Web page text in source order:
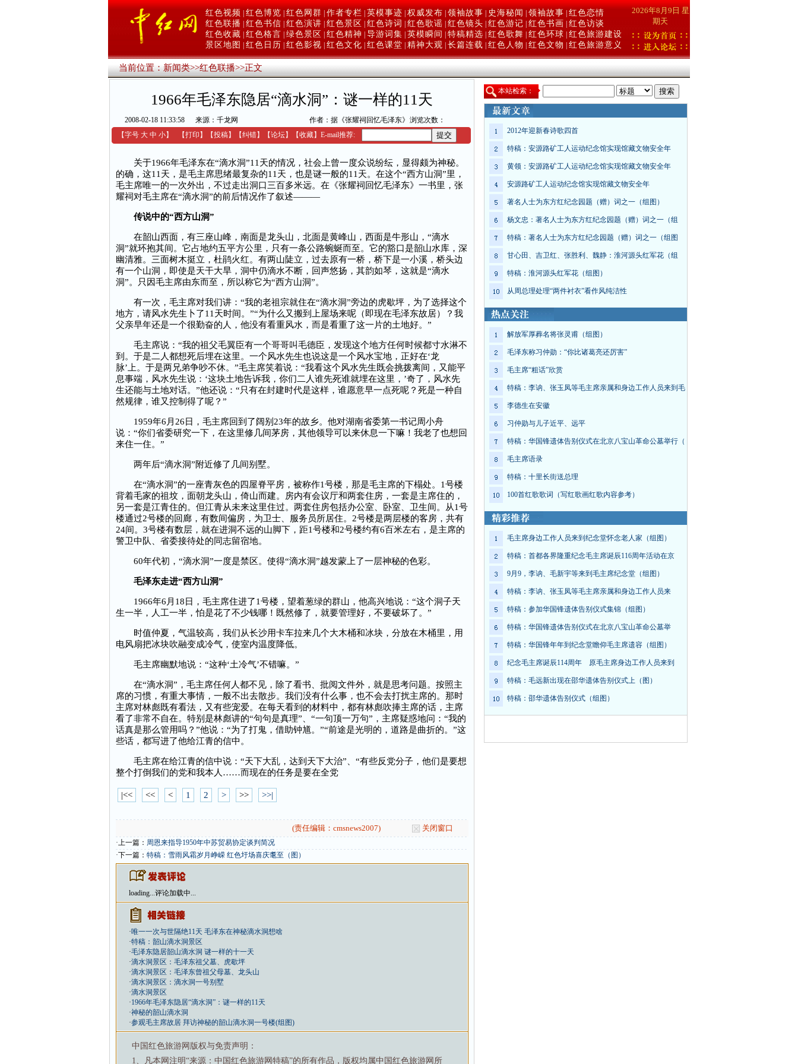
红色视频 红色博览 红色网群 作者专栏 英模事迹 权威发布 领袖故事 史海秘闻 领袖故事 红色恋情
红色联播 红色书信 红色演讲 红色景区 红色诗词 红色歌谣 红色镜头 红色游记 红色书画
红色访谈
红色收藏 红色格言 绿色景区 红色精神 导游词集 英模瞬间 特稿精选 红色歌舞 红色环球 红色旅游建设
景区地图
红色日历 红色影视 红色文化 红色课堂 精神大观 长篇连载 红色人物 红色文物 红色旅游意义
2026年8月9日 星
期天
当前位置：新闻类>>红色联播>>正文
1966年毛泽东隐居“滴水洞”：谜一样的11天
2008-02-18 11:33:58 来源：千龙网 作者：据《张耀祠回忆毛泽东》 浏览次数：
【字号 大 中 小】 【打印 】 【投稿】 【纠错】 【论坛】 【收藏】 E-mail推荐:
关于1966年毛泽东在“滴水洞”11天的情况，社会上曾一度众说纷纭，显得颇为神秘。
的确，这11天，是毛主席思绪最复杂的11天，也是谜一般的11天。在这个“西方山洞”里，
毛主席唯一的一次外出，不过走出洞口三百多米远。在《张耀祠回忆毛泽东》一书里，张
耀祠对毛主席在“滴水洞”的前后情况作了叙述———
传说中的“西方山洞”
在韶山西面，有三座山峰，南面是龙头山，北面是黄峰山，西面是牛形山，“滴水
洞”就环抱其间。它占地约五平方公里，只有一条公路蜿蜒而至。它的豁口是韶山水库，深
幽清雅。三面树木挺立，杜鹃火红。有两山陡立，过去原有一桥，桥下是一小溪，桥头边
有一个山洞，即使是天干大旱，洞中仍滴水不断，回声悠扬，其韵如琴，这就是“滴水
洞”。只因毛主席由东而至，所以称它为“西方山洞”。
有一次，毛主席对我们讲：“我的老祖宗就住在“滴水洞”旁边的虎歇坪，为了选择这个
地方，请风水先生卜了11天时间。”“为什么又搬到上屋场来呢（即现在毛泽东故居）？我
父亲早年还是一个很勤奋的人，他没有看重风水，而是看重了这一片的土地好。”
毛主席说：“我的祖父毛翼臣有一个哥哥叫毛德臣，发现这个地方任何时候都寸水淋不
到。于是二人都想死后埋在这里。一个风水先生也说这是一个风水宝地，正好在‘龙
脉’上。于是两兄弟争吵不休。”毛主席笑着说：“我看这个风水先生既会挑拨离间，又能平
息事端，风水先生说：‘这块土地告诉我，你们二人谁先死谁就埋在这里，’奇了，风水先
生还能与土地对话。”他还说：“只有在封建时代是这样，谁愿意早一点死呢？死是一种自
然规律，谁又控制得了呢？”
1959年6月26日，毛主席回到了阔别23年的故乡。他对湖南省委第一书记周小舟
说：“你们省委研究一下，在这里修几间茅房，其他领导可以来休息一下嘛！我老了也想回
来住一住。”
两年后“滴水洞”附近修了几间别墅。
在“滴水洞”的一座青灰色的四屋脊平房，被称作1号楼，那是毛主席的下榻处。1号楼
背着毛家的祖坟，面朝龙头山，倚山而建。房内有会议厅和两套住房，一套是主席住的，
另一套是江青住的。但江青从未来这里住过。两套住房包括办公室、卧室、卫生间。从1号
楼通过2号楼的回廊，有数间偏房，为卫士、服务员所居住。2号楼是两层楼的客房，共有
24间。3号楼有数层，就在进洞不远的山脚下，距1号楼和2号楼约有6百米左右，是主席的
警卫中队、省委接待处的同志留宿地。
60年代初，“滴水洞”一度是禁区。使得“滴水洞”越发蒙上了一层神秘的色彩。
毛泽东走进“西方山洞”
1966年6月18日，毛主席住进了1号楼，望着葱绿的群山，他高兴地说：“这个洞子天
生一半，人工一半，怕是花了不少钱哪！既然修了，就要管理好，不要破坏了。”
时值仲夏，气温较高，我们从长沙用卡车拉来几个大木桶和冰块，分放在木桶里，用
电风扇把冰块吹融变成冷气，使室内温度降低。
毛主席幽默地说：“这种‘土冷气’不错嘛。”
在“滴水洞”，毛主席任何人都不见，除了看书、批阅文件外，就是思考问题。按照主
席的习惯，有重大事情，一般不出去散步。我们没有什么事，也不会去打扰主席的。那时
主席对林彪既有看法，又有些宠爱。在每天看到的材料中，都有林彪吹捧主席的话，主席
看了非常不自在。特别是林彪讲的“句句是真理”、“一句顶一万句”，主席疑惑地问：“我的
话真是那么管用吗？”他说：“为了打鬼，借助钟馗。”“前途是光明的，道路是曲折的。”这
些话，都写进了他给江青的信中。
毛主席在给江青的信中说：“天下大乱，达到天下大治”、“有些反党分子，他们是要想
整个打倒我们的党和我本人……而现在的任务是要在全党
|<< << < 1 2 > >> >>|
(责任编辑：cmsnews2007) 关闭窗口
·上一篇： 周恩来指导1950年中苏贸易协定谈判简况
·下一篇： 特稿：雪雨风霜岁月峥嵘 红色圩场喜庆耄至（图）
loading...评论加载中...
·唯一一次与世隔绝11天 毛泽东在神秘滴水洞想啥
·特稿：韶山滴水洞景区
·毛泽东隐居韶山滴水洞 谜一样的十一天
·滴水洞景区：毛泽东祖父墓、虎歇坪
·滴水洞景区：毛泽东曾祖父母墓、龙头山
·滴水洞景区：滴水洞一号别墅
·滴水洞景区
·1966年毛泽东隐居“滴水洞”：谜一样的11天
·神秘的韶山滴水洞
·参观毛主席故居 拜访神秘的韶山滴水洞一号楼(组图)
中国红色旅游网版权与免责声明：
1、凡本网注明“来源：中国红色旅游网特稿”的所有作品，版权均属中国红色旅游网所
本站检索：
2012年迎新春诗歌四首
特稿：安源路矿工人运动纪念馆实现馆藏文物安全年
黄领：安源路矿工人运动纪念馆实现馆藏文物安全年
安源路矿工人运动纪念馆实现馆藏文物安全年
著名人士为东方红纪念园题（赠）词之一（组图）
杨文忠：著名人士为东方红纪念园题（赠）词之一（组
特稿：著名人士为东方红纪念园题（赠）词之一（组图
甘心田、吉卫红、张胜利、魏静：淮河源头红军花（组
特稿：淮河源头红军花（组图）
从周总理处理“两件衬衣”看作风纯洁性
解放军厚葬名将张灵甫（组图）
毛泽东称习仲勋：“你比诸葛亮还厉害”
毛主席“粗话”欣赏
特稿：李讷、张玉凤等毛主席亲属和身边工作人员来到毛
李德生在安徽
习仲勋与儿子近平、远平
特稿：华国锋遗体告别仪式在北京八宝山革命公墓举行（
毛主席语录
特稿：十里长街送总理
100首红歌歌词（写红歌画红歌内容参考）
毛主席身边工作人员来到纪念堂怀念老人家（组图）
特稿：首都各界隆重纪念毛主席诞辰116周年活动在京
9月9，李讷、毛新宇等来到毛主席纪念堂（组图）
特稿：李讷、张玉凤等毛主席亲属和身边工作人员来
特稿：参加华国锋遗体告别仪式集锦（组图）
特稿：华国锋遗体告别仪式在北京八宝山革命公墓举
特稿：华国锋年年到纪念堂瞻仰毛主席遗容（组图）
纪念毛主席诞辰114周年 原毛主席身边工作人员来到
特稿：毛远新出现在邵华遗体告别仪式上（图）
特稿：邵华遗体告别仪式（组图）